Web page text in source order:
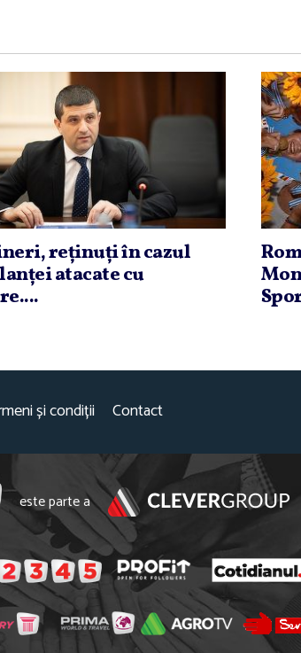
reţinuţi în cazul
atacate cu
și condiții Contact
este parte a